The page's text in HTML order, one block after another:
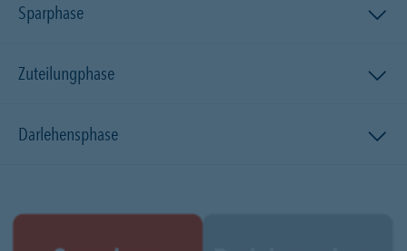
Sparphase
Zuteilungphase
Darlehensphase